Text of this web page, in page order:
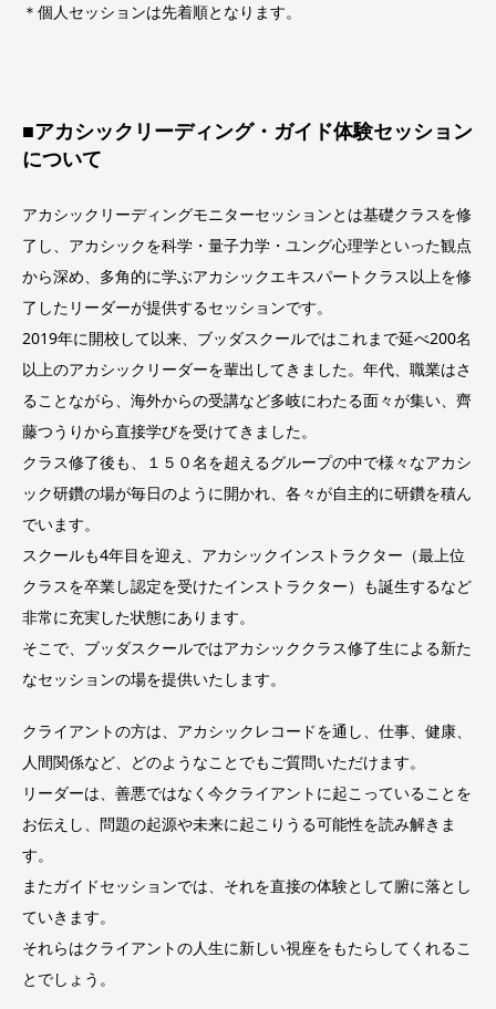
＊個人セッションは先着順となります。
■アカシックリーディング・ガイド体験セッション
について
アカシックリーディングモニターセッションとは基礎クラスを修
了し、アカシックを科学・量子力学・ユング心理学といった観点
から深め、多角的に学ぶアカシックエキスパートクラス以上を修
了したリーダーが提供するセッションです。
2019年に開校して以来、ブッダスクールではこれまで延べ200名
以上のアカシックリーダーを輩出してきました。年代、職業はさ
ることながら、海外からの受講など多岐にわたる面々が集い、齊
藤つうりから直接学びを受けてきました。
クラス修了後も、１５０名を超えるグループの中で様々なアカシ
ック研鑽の場が毎日のように開かれ、各々が自主的に研鑽を積ん
でいます。
スクールも4年目を迎え、アカシックインストラクター（最上位
クラスを卒業し認定を受けたインストラクター）も誕生するなど
非常に充実した状態にあります。
そこで、ブッダスクールではアカシッククラス修了生による新た
なセッションの場を提供いたします。
クライアントの方は、アカシックレコードを通し、仕事、健康、
人間関係など、どのようなことでもご質問いただけます。
リーダーは、善悪ではなく今クライアントに起こっていることを
お伝えし、問題の起源や未来に起こりうる可能性を読み解きま
す。
またガイドセッションでは、それを直接の体験として腑に落とし
ていきます。
それらはクライアントの人生に新しい視座をもたらしてくれるこ
とでしょう。